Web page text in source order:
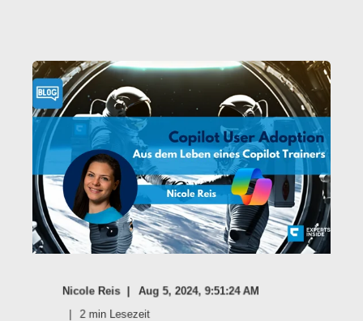
Nicole Reis
Aug 5, 2024, 9:51:24 AM
2 min Lesezeit